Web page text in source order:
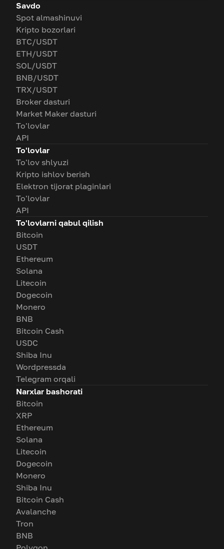
Savdo
Spot almashinuvi
Kripto bozorlari
BTC/USDT
ETH/USDT
SOL/USDT
BNB/USDT
TRX/USDT
Broker dasturi
Market Maker dasturi
To'lovlar
API
To'lovlar
To'lov shlyuzi
Kripto ishlov berish
Elektron tijorat plaginlari
To'lovlar
API
To'lovlarni qabul qilish
Bitcoin
USDT
Ethereum
Solana
Litecoin
Dogecoin
Monero
BNB
Bitcoin Cash
USDC
Shiba Inu
Wordpressda
Telegram orqali
Narxlar bashorati
Bitcoin
XRP
Ethereum
Solana
Litecoin
Dogecoin
Monero
Shiba Inu
Bitcoin Cash
Avalanche
Tron
BNB